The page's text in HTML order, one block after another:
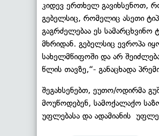
კიდევ ერთხელ გავიხსენოთ,
გებელსიც, რომელიც ასეთი
გაგრძელებაა ეს სამარცხვინო
მხრიდან. გებელსიც ევროპა
სახელმწიფოში და არ
წლის თავზე,“- განაცხადა
შეგახსენებთ, ეუთო/ოდირმა
მოუწოდებენ, სამოქალაქო
უფლებასა და ადამიანის